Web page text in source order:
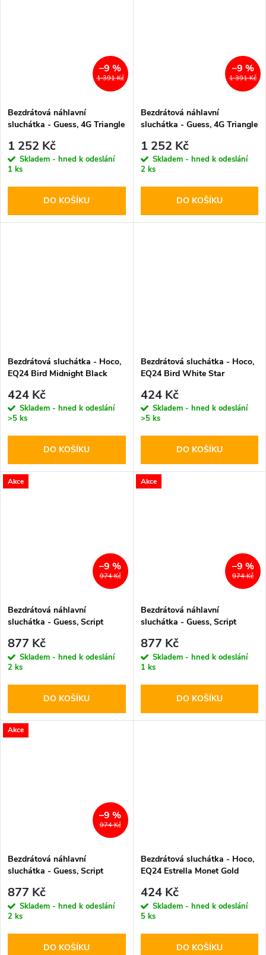
1 391 Kč
–9 %
Bezdrátová náhlavní
sluchátka - Guess, 4G Triangle
1 252 Kč
Skladem - hned k odeslání
1 ks
DO KOŠÍKU
1 391 Kč
–9 %
Bezdrátová náhlavní
sluchátka - Guess, 4G Triangle
1 252 Kč
Skladem - hned k odeslání
2 ks
DO KOŠÍKU
Bezdrátová sluchátka - Hoco,
EQ24 Bird Midnight Black
424 Kč
Skladem - hned k odeslání
>5 ks
DO KOŠÍKU
Bezdrátová sluchátka - Hoco,
EQ24 Bird White Star
424 Kč
Skladem - hned k odeslání
>5 ks
DO KOŠÍKU
Akce
974 Kč
–9 %
Bezdrátová náhlavní
sluchátka - Guess, Script
877 Kč
Skladem - hned k odeslání
2 ks
DO KOŠÍKU
Akce
974 Kč
–9 %
Bezdrátová náhlavní
sluchátka - Guess, Script
877 Kč
Skladem - hned k odeslání
1 ks
DO KOŠÍKU
Akce
974 Kč
–9 %
Bezdrátová náhlavní
sluchátka - Guess, Script
877 Kč
Skladem - hned k odeslání
2 ks
DO KOŠÍKU
Bezdrátová sluchátka - Hoco,
EQ24 Estrella Monet Gold
424 Kč
Skladem - hned k odeslání
5 ks
DO KOŠÍKU